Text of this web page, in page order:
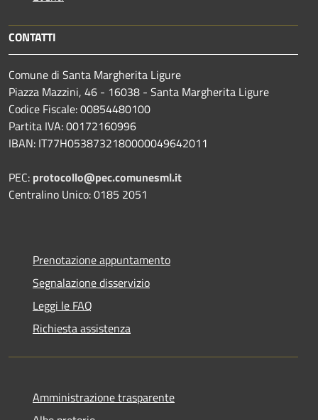
CONTATTI
Comune di Santa Margherita Ligure
Piazza Mazzini, 46 - 16038 - Santa Margherita Ligure
Codice Fiscale: 00854480100
Partita IVA: 00172160996
IBAN: IT77H0538732180000049642011
PEC: protocollo@pec.comunesml.it
Centralino Unico: 0185 2051
Prenotazione appuntamento
Segnalazione disservizio
Leggi le FAQ
Richiesta assistenza
Amministrazione trasparente